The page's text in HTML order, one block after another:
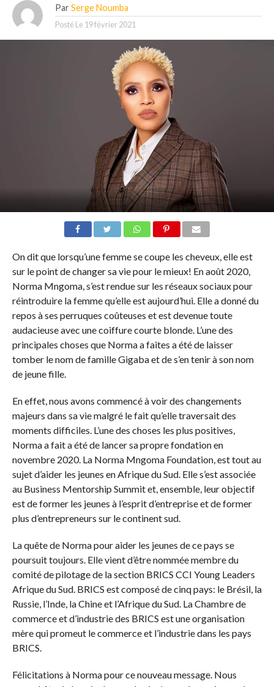
Par Serge Noumba
Posté Le 19 février 2021
On dit que lorsqu’une femme se coupe les cheveux, elle est
sur le point de changer sa vie pour le mieux! En août 2020,
Norma Mngoma, s’est rendue sur les réseaux sociaux pour
réintroduire la femme qu’elle est aujourd’hui. Elle a donné du
repos à ses perruques coûteuses et est devenue toute
audacieuse avec une coiffure courte blonde. L’une des
principales choses que Norma a faites a été de laisser
tomber le nom de famille Gigaba et de s’en tenir à son nom
de jeune fille.
En effet, nous avons commencé à voir des changements
majeurs dans sa vie malgré le fait qu’elle traversait des
moments difficiles. L’une des choses les plus positives,
Norma a fait a été de lancer sa propre fondation en
novembre 2020. La Norma Mngoma Foundation, est tout au
sujet d’aider les jeunes en Afrique du Sud. Elle s’est associée
au Business Mentorship Summit et, ensemble, leur objectif
est de former les jeunes à l’esprit d’entreprise et de former
plus d’entrepreneurs sur le continent sud.
La quête de Norma pour aider les jeunes de ce pays se
poursuit toujours. Elle vient d’être nommée membre du
comité de pilotage de la section BRICS CCI Young Leaders
Afrique du Sud. BRICS est composé de cinq pays: le Brésil, la
Russie, l’Inde, la Chine et l’Afrique du Sud. La Chambre de
commerce et d’industrie des BRICS est une organisation
mère qui promeut le commerce et l’industrie dans les pays
BRICS.
Félicitations à Norma pour ce nouveau message. Nous